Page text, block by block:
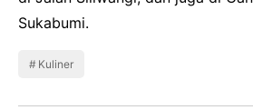
Sukabumi.
Kuliner